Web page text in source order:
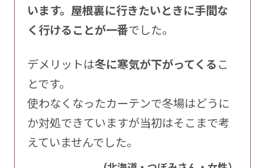
います。屋根裏に行きたいときに手間な
く行けることが一番でした。
デメリットは冬に寒気が下がってくるこ
とです。
使わなくなったカーテンで冬場はどうに
か対処できていますが当初はそこまで考
えていませんでした。